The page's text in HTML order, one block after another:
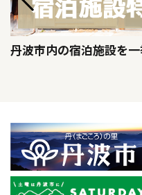
丹波市内の宿泊施設を